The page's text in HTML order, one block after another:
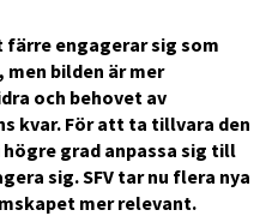
engagerar sig som
bilden är mer
och behovet av
kvar. För att ta tillvara den
grad anpassa sig till
sig. SFV tar nu flera nya
mer relevant.